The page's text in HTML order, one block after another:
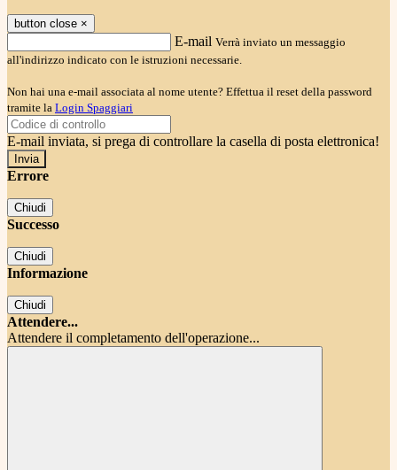
button close ×
E-mail Verrà inviato un messaggio
all'indirizzo indicato con le istruzioni necessarie.
Non hai una e-mail associata al nome utente? Effettua il reset della password
tramite la Login Spaggiari
E-mail inviata, si prega di controllare la casella di posta elettronica!
Errore
Chiudi
Successo
Chiudi
Informazione
Chiudi
Attendere...
Attendere il completamento dell'operazione...